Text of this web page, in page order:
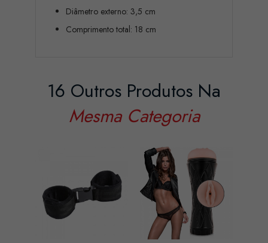
Diâmetro externo: 3,5 cm
Comprimento total: 18 cm
16 Outros Produtos Na
Mesma Categoria